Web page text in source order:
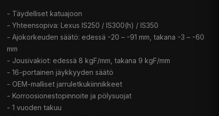
- Täydelliset katuajoon
- Yhteensopiva: Lexus IS250 / IS300(h) / IS350
- Ajokorkeuden säätö: edessä -20 – -91 mm, takana -3 – -60
mm
- Jousivakiot: edessä 8 kgF/mm, takana 9 kgF/mm
- 16-portainen jäykkyyden säätö
- OEM-malliset jarruletkukiinnikkeet
- Korroosionestopinnoite ja pölysuojat
- 1 vuoden takuu